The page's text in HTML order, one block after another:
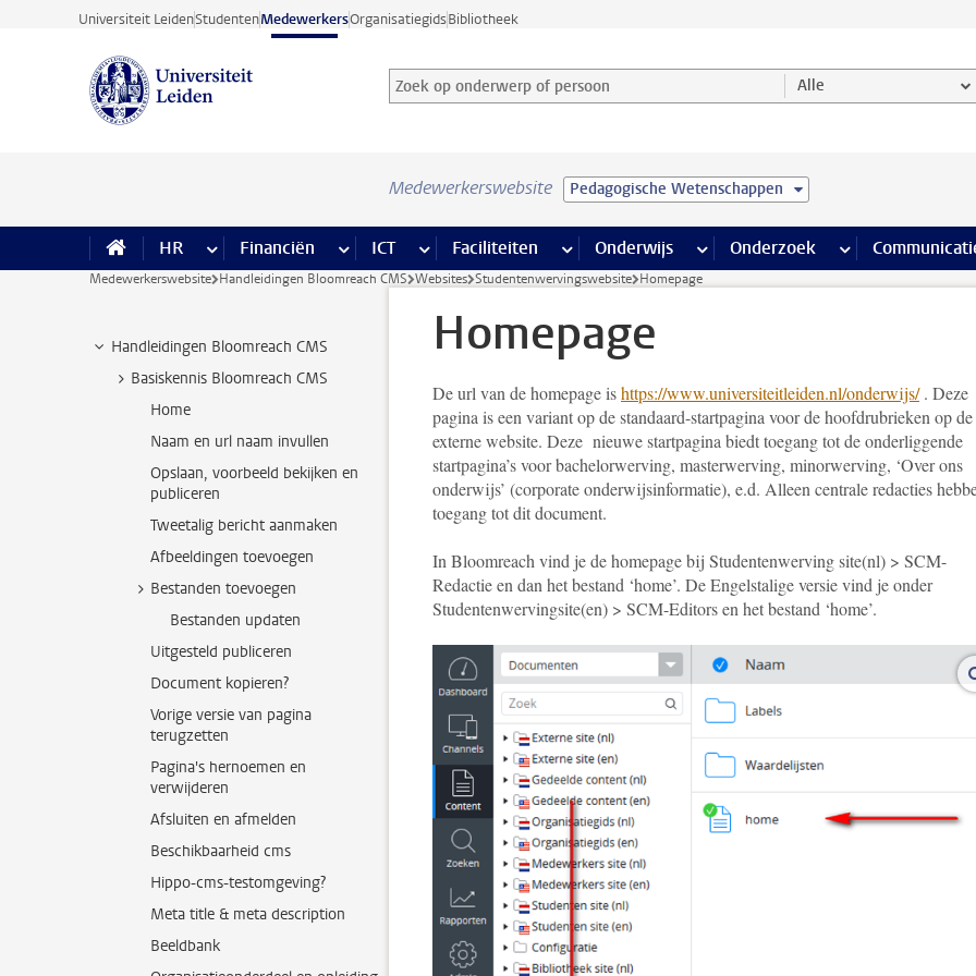
Ga direct naar de inhoud
Universiteit LeidenStudentenMedewerkersOrganisatiegidsBibliotheek
Zoek op onderwerp of persoon en selecteer categorie
Zoekterm Alle
Medewerkerswebsite Pedagogische Wetenschappen
HR meer HR pagina’s
Financiën meer Financiën pagina’s
ICT meer ICT pagina’s
Faciliteiten meer Faciliteiten pagina’s
Onderwijs meer Onderwijs pagina’s
Onderzoek meer Onderzoek
Medewerkerswebsite Handleidingen Bloomreach CMS Websites Studentenwervingswebsite Homepage
Handleidingen Bloomreach CMS
Basiskennis Bloomreach CMS
Home
Naam en url naam invullen
Opslaan, voorbeeld bekijken en
publiceren
Tweetalig bericht aanmaken
Afbeeldingen toevoegen
Bestanden toevoegen
Bestanden updaten
Uitgesteld publiceren
Document kopieren?
Vorige versie van pagina
terugzetten
Pagina's hernoemen en
verwijderen
Afsluiten en afmelden
Beschikbaarheid cms
Hippo-cms-testomgeving?
Meta title & meta description
Beeldbank
Homepage
De url van de homepage ishttps://www.universiteitleiden.nl/onderwijs/. Deze
pagina is een variant op de standaard-startpagina voor de hoofdrubrieken op de
externe website. Deze nieuwe startpagina biedt toegang tot de onderliggende
startpagina’s voor bachelorwerving, masterwerving, minorwerving, ‘Over ons
onderwijs’ (corporate onderwijsinformatie), e.d. Alleen centrale redacties
toegang tot dit document.
In Bloomreach vind je de homepage bij Studentenwerving site(nl) > SCM-
Redactie en dan het bestand ‘home’. De Engelstalige versie vind je onder
Studentenwervingsite(en) > SCM-Editors en het bestand ‘home’.